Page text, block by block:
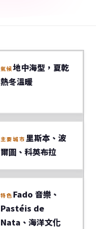
氣候地中海型，夏乾
熱冬溫暖
主要城市里斯本、波
爾圖、科英布拉
特色 Fado 音樂、
Pastéis de
Nata、海洋文化